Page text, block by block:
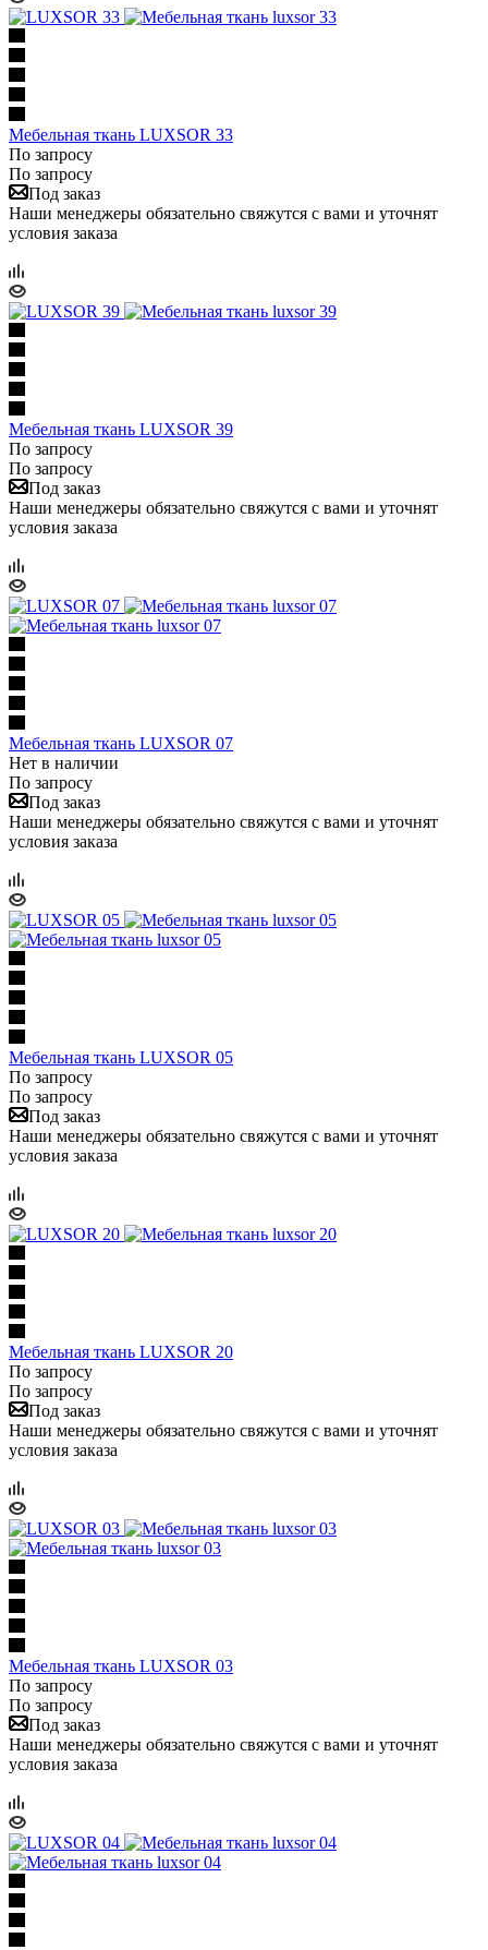
Мебельная ткань LUXSOR 33
По запросу
По запросу
Под заказ
Наши менеджеры обязательно свяжутся с вами и уточнят
условия заказа
Мебельная ткань LUXSOR 39
По запросу
По запросу
Под заказ
Наши менеджеры обязательно свяжутся с вами и уточнят
условия заказа
Мебельная ткань LUXSOR 07
Нет в наличии
По запросу
Под заказ
Наши менеджеры обязательно свяжутся с вами и уточнят
условия заказа
Мебельная ткань LUXSOR 05
По запросу
По запросу
Под заказ
Наши менеджеры обязательно свяжутся с вами и уточнят
условия заказа
Мебельная ткань LUXSOR 20
По запросу
По запросу
Под заказ
Наши менеджеры обязательно свяжутся с вами и уточнят
условия заказа
Мебельная ткань LUXSOR 03
По запросу
По запросу
Под заказ
Наши менеджеры обязательно свяжутся с вами и уточнят
условия заказа